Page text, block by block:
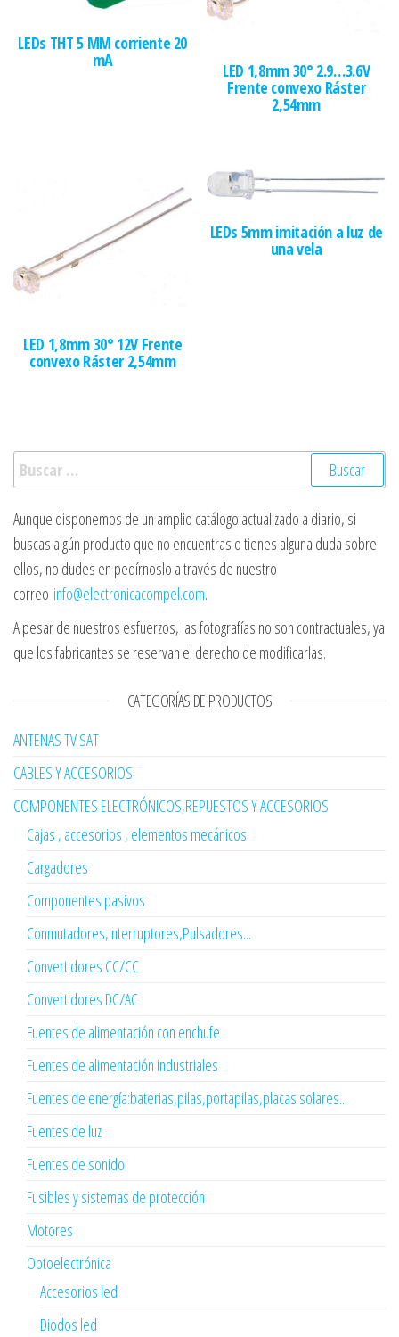
LEDs THT 5 MM corriente 20
mA LED 1,8mm 30° 2.9…3.6V
Frente convexo Ráster
2,54mm
LED 1,8mm 30° 12V Frente
convexo Ráster 2,54mm
LEDs 5mm imitación a luz de
una vela
Buscar:
Aunque disponemos de un amplio catálogo actualizado a diario, si
buscas algún producto que no encuentras o tienes alguna duda sobre
ellos, no dudes en pedírnoslo a través de nuestro
correo info@electronicacompel.com.
A pesar de nuestros esfuerzos, las fotografías no son contractuales, ya
que los fabricantes se reservan el derecho de modificarlas.
CATEGORÍAS DE PRODUCTOS
ANTENAS TV SAT
CABLES Y ACCESORIOS
COMPONENTES ELECTRÓNICOS,REPUESTOS Y ACCESORIOS
Cajas , accesorios , elementos mecánicos
Cargadores
Componentes pasivos
Conmutadores,Interruptores,Pulsadores...
Convertidores CC/CC
Convertidores DC/AC
Fuentes de alimentación con enchufe
Fuentes de alimentación industriales
Fuentes de energía:baterias,pilas,portapilas,placas solares...
Fuentes de luz
Fuentes de sonido
Fusibles y sistemas de protección
Motores
Optoelectrónica
Accesorios led
Diodos led